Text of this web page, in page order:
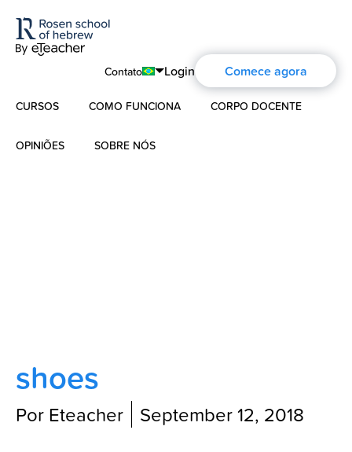
Contato
English
Português
Login Comece agora
CURSOS
Hebraico Moderno
COMO FUNCIONA CORPO DOCENTE
OPINIÕES SOBRE NÓS
shoes
Por Eteacher September 12, 2018